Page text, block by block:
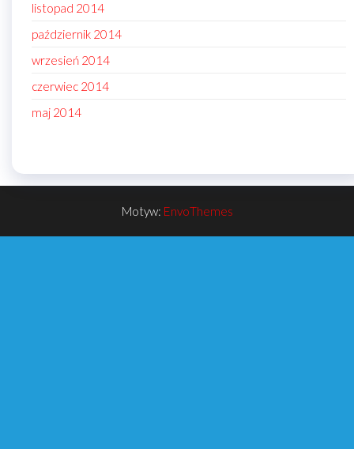
listopad 2014
październik 2014
wrzesień 2014
czerwiec 2014
maj 2014
Motyw: EnvoThemes